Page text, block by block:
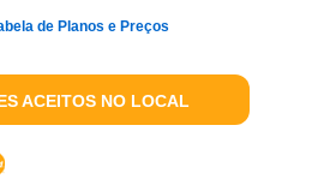
de Planos e Preços
ACEITOS NO LOCAL